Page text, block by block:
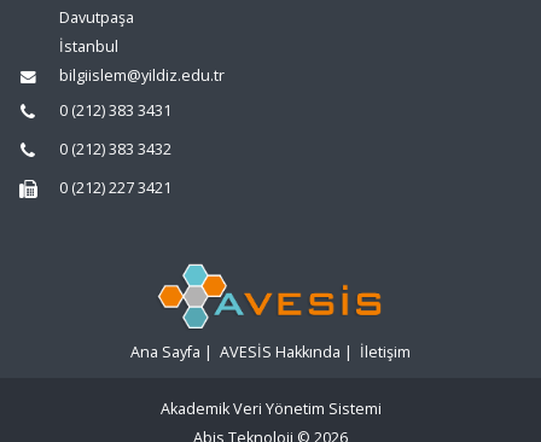
Davutpaşa
İstanbul
bilgiislem@yildiz.edu.tr
0 (212) 383 3431
0 (212) 383 3432
0 (212) 227 3421
Ana Sayfa | AVESİS Hakkında | İletişim
Akademik Veri Yönetim Sistemi
Abis Teknoloji © 2026